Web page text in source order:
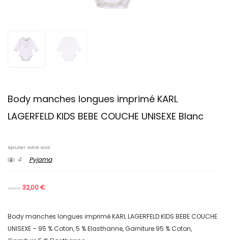
Body manches longues imprimé KARL
LAGERFELD KIDS BEBE COUCHE UNISEXE Blanc
Ajouter votre avis
4 Pyjama
49,00€ 32,00€
Body manches longues imprimé KARL LAGERFELD KIDS BEBE COUCHE
UNISEXE – 95 % Coton, 5 % Elasthanne, Garniture 95 % Coton,